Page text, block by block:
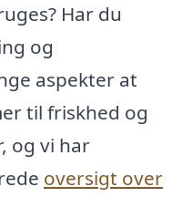
Har du
og
aspekter at
til friskhed og
og vi har
oversigt over